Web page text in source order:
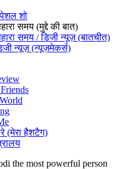
शो
समय (मुद्दे की बात)
समय / डिजी न्यूज़ (बातचीत)
न्यूज़ (न्यूज़मेकर्स)
(मेरा हैशटैग)
the most powerful person